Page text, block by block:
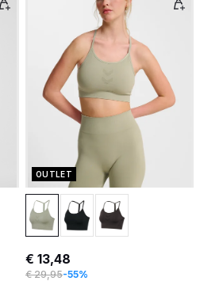
OUTLET
€ 13,48
€ 29,95-55%